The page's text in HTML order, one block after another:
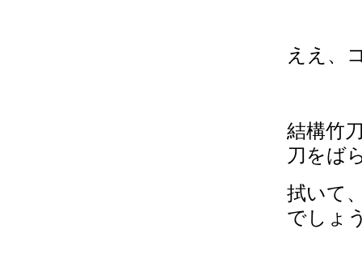
ええ、
結構竹
刀をば
拭いて
でしょ